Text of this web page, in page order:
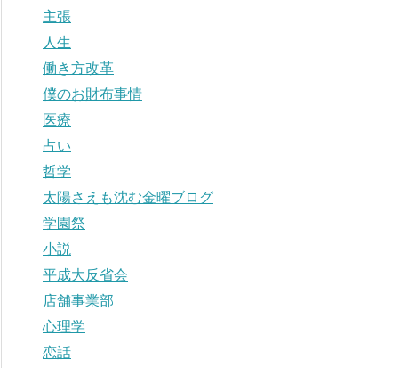
主張
人生
働き方改革
僕のお財布事情
医療
占い
哲学
太陽さえも沈む金曜ブログ
学園祭
小説
平成大反省会
店舗事業部
心理学
恋話